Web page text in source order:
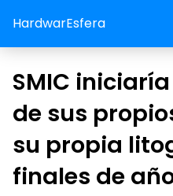
HardwarEsfera
SMIC
de sus
su propia
finales de